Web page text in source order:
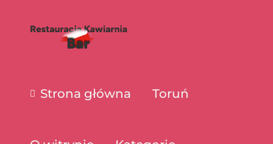
Strona główna Toruń